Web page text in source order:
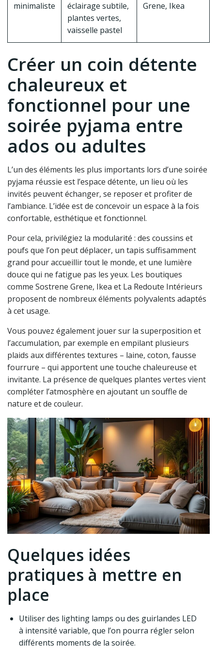
minimaliste
éclairage subtile,
plantes vertes,
vaisselle pastel
Grene, Ikea
Créer un coin détente
chaleureux et
fonctionnel pour une
soirée pyjama entre
ados ou adultes
L’un des éléments les plus importants lors d’une soirée
pyjama réussie est l’espace détente, un lieu où les
invités peuvent échanger, se reposer et profiter de
l’ambiance. L’idée est de concevoir un espace à la fois
confortable, esthétique et fonctionnel.
Pour cela, privilégiez la modularité : des coussins et
poufs que l’on peut déplacer, un tapis suffisamment
grand pour accueillir tout le monde, et une lumière
douce qui ne fatigue pas les yeux. Les boutiques
comme Sostrene Grene, Ikea et La Redoute Intérieurs
proposent de nombreux éléments polyvalents adaptés
à cet usage.
Vous pouvez également jouer sur la superposition et
l’accumulation, par exemple en empilant plusieurs
plaids aux différentes textures – laine, coton, fausse
fourrure – qui apportent une touche chaleureuse et
invitante. La présence de quelques plantes vertes vient
compléter l’atmosphère en ajoutant un souffle de
nature et de couleur.
Quelques idées
pratiques à mettre en
place
Utiliser des lighting lamps ou des guirlandes LED
à intensité variable, que l’on pourra régler selon
différents moments de la soirée.